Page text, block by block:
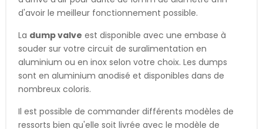
d'avoir le meilleur fonctionnement possible.
La dump valve est disponible avec une embase à
souder sur votre circuit de suralimentation en
aluminium ou en inox selon votre choix. Les dumps
sont en aluminium anodisé et disponibles dans de
nombreux coloris.
Il est possible de commander différents modèles de
ressorts bien qu'elle soit livrée avec le modèle de